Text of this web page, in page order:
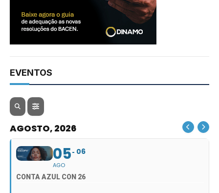
EVENTOS
AGOSTO, 2026
05
AGO
06
CONTA AZUL CON 26